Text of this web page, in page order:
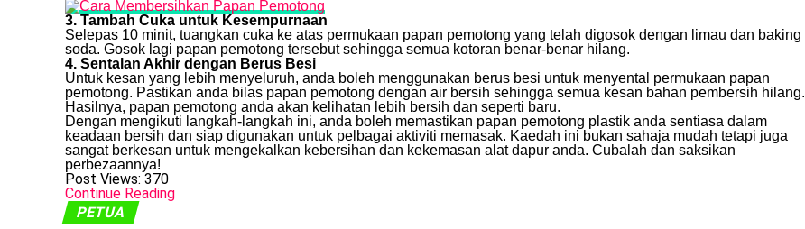
3. Tambah Cuka untuk Kesempurnaan
Selepas 10 minit, tuangkan cuka ke atas permukaan papan pemotong yang telah digosok dengan limau dan baking
soda. Gosok lagi papan pemotong tersebut sehingga semua kotoran benar-benar hilang.
4. Sentalan Akhir dengan Berus Besi
Untuk kesan yang lebih menyeluruh, anda boleh menggunakan berus besi untuk menyental permukaan papan
pemotong. Pastikan anda bilas papan pemotong dengan air bersih sehingga semua kesan bahan pembersih hilang.
Hasilnya, papan pemotong anda akan kelihatan lebih bersih dan seperti baru.
Dengan mengikuti langkah-langkah ini, anda boleh memastikan papan pemotong plastik anda sentiasa dalam
keadaan bersih dan siap digunakan untuk pelbagai aktiviti memasak. Kaedah ini bukan sahaja mudah tetapi juga
sangat berkesan untuk mengekalkan kebersihan dan kekemasan alat dapur anda. Cubalah dan saksikan
perbezaannya!
Post Views: 370
Continue Reading
PETUA